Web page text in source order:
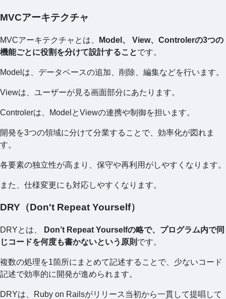
MVCアーキテクチャ
MVCアーキテクチャとは、
Model、 View、Controlerの3つの
機能ごとに役割を分けて設計することです。
Modelは、データベースの追加、削除、編集などを行います。
Viewは、ユーザーが見る画面部分にあたります。
Controlerは、ModelとViewの連携や制御を担います。
開発を3つの領域に分けて分業することで、効率化が図れま
す。
各要素の独立性が高まり、保守や再利用がしやすくなります。
また、仕様変更にも対応しやすくなります。
DRY（Don't Repeat Yourself）
DRYとは、
Don’t Repeat Yourselfの略で、プログラム内で同
じコードを何度も書かないという原則 です。
複数の処理を1箇所にまとめて記述することで、少ないコード
記述で効率的に開発が進められます。
DRYは、Ruby on Railsがリリース当初から一貫して提唱して